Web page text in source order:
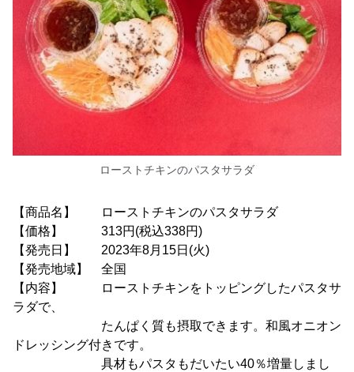
ローストチキンのパスタサラダ
【商品名】 ローストチキンのパスタサラダ
【価格】 313円(税込338円)
【発売日】 2023年8月15日(火)
【発売地域】 全国
【内容】 ローストチキンをトッピングしたパスタサ
ラダで、
たんぱく質も摂取できます。和風オニオン
ドレッシング付きです。
具材もパスタもだいたい40％増量しまし